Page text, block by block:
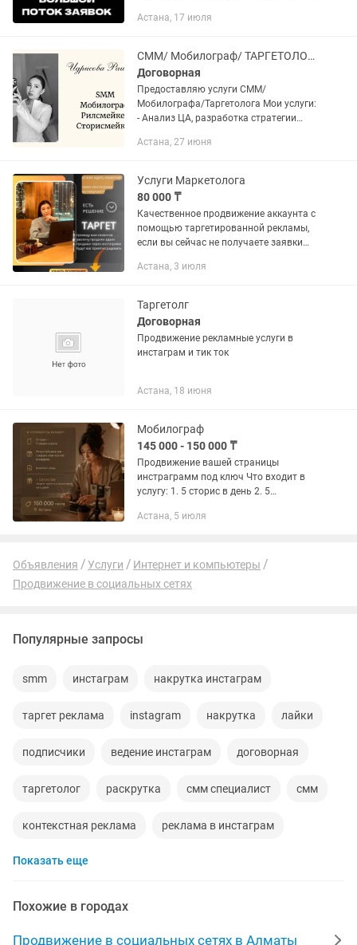
Настройка рекламы в КЗ . Тренд в
Астана, 17 июля
СММ/ Мобилограф/ ТАРГЕТОЛОГ/ Рилсмейкер/ Сторисмейкер
Договорная
Предоставляю услуги СММ/
Мобилографа/Таргетолога Мои услуги:
- Анализ ЦА, разработка стратегии
аккаунта Инстаграм ( логотип,
ведение...
Астана, 27 июня
Услуги Маркетолога
80 000 ₸
Качественное продвижение аккаунта с
помощью таргетированной рекламы,
если вы сейчас не получаете заявки
реклама будут клиенты ежедневно!
Астана, 3 июля
Таргетолг
Договорная
Продвижение рекламные услуги в
инстаграм и тик ток
Астана, 18 июня
Мобилограф
145 000 - 150 000 ₸
Продвижение вашей страницы
инстраграмм под ключ Что входит в
услугу: 1. 5 сторис в день 2. 5
Создание контент плана Бонусом
Астана, 5 июля
Объявления Услуги
Интернет и компьютеры
Продвижение в социальных сетях
Популярные запросы
smm инстаграм накрутка инстаграм
таргет реклама instagram накрутка лайки
подписчики ведение инстаграм договорная
таргетолог раскрутка смм специалист смм
контекстная реклама реклама в инстаграм
таргет таргетолог
оформления сеть раскрутка инстаграм
Показать еще
Похожие в городах
Продвижение в социальных сетях в Алматы